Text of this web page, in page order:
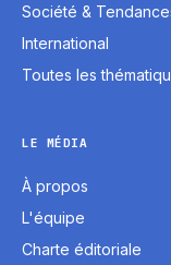
Société &
International
Toutes les
LE MÉDIA
À propos
L'équipe
Charte éditoriale